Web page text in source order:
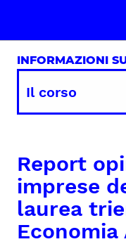
INFORMAZIONI
Report
imprese
laurea
Economia